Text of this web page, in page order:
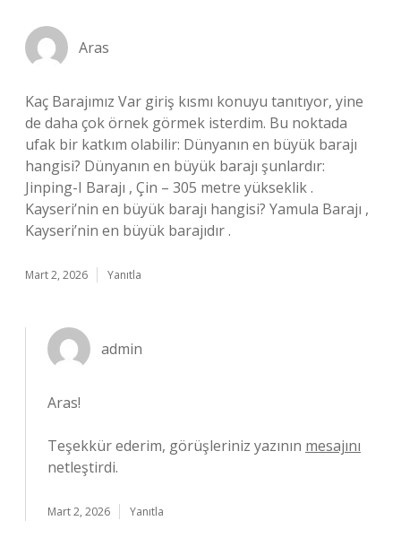
Aras
Kaç Barajımız Var giriş kısmı konuyu tanıtıyor, yine
de daha çok örnek görmek isterdim. Bu noktada
ufak bir katkım olabilir: Dünyanın en büyük barajı
hangisi? Dünyanın en büyük barajı şunlardır:
Jinping-I Barajı , Çin – 305 metre yükseklik .
Kayseri’nin en büyük barajı hangisi? Yamula Barajı ,
Kayseri’nin en büyük barajıdır .
Mart 2, 2026 Yanıtla
admin
Aras!
Teşekkür ederim, görüşleriniz yazının mesajını
netleştirdi.
Mart 2, 2026 Yanıtla